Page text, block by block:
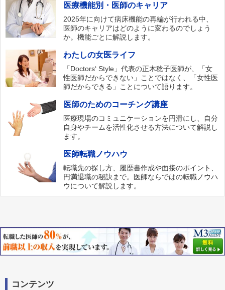
医療機能別・医師のキャリア
2025年に向けて病床機能の再編が行われる中、
医師のキャリアはどのように変わるのでしょう
か。機能ごとに解説します。
わたしの女医ライフ
「Doctors‘ Style」代表の正木稔子医師が、「女
性医師だからできない」ことではなく、「女性医
師だからできる」ことについて語ります。
医師のためのコーチング講座
医療現場のコミュニケーションを円滑にし、自分
自身やチームを活性化させる方法について解説し
ます。
医師転職ノウハウ
転職先の探し方、履歴書作成や面接のポイント、
円満退職の秘訣まで。医師ならではの転職ノウハ
ウについて解説します。
コンテンツ